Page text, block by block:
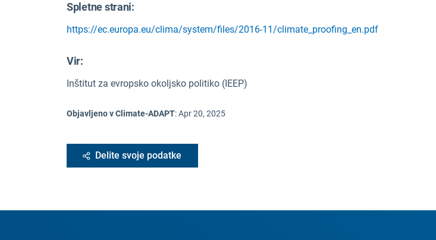
Spletne strani:
https://ec.europa.eu/clima/system/files/2016-11/climate_proofing_en.pdf
Vir:
Inštitut za evropsko okoljsko politiko (IEEP)
Objavljeno v Climate-ADAPT:Apr 20, 2025
Delite svoje podatke